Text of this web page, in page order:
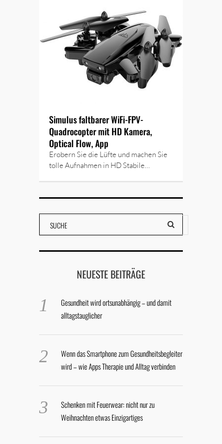
Simulus faltbarer WiFi-FPV-
Quadrocopter mit HD Kamera,
Optical Flow, App
Erobern Sie die Lüfte und machen Sie
tolle Aufnahmen in HD Stabile…
NEUESTE BEITRÄGE
Gesundheit wird ortsunabhängig – und damit
alltagstauglicher
Wenn das Smartphone zum Gesundheitsbegleiter
wird – wie Apps Therapie und Alltag verbinden
Schenken mit Feuerwear: nicht nur zu
Weihnachten etwas Einzigartiges